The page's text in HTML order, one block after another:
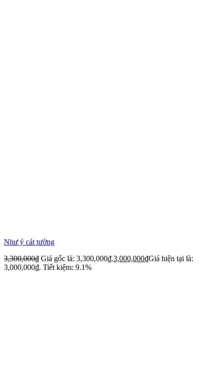
Như ý cát tường
3,300,000₫ Giá gốc là: 3,300,000₫.3,000,000₫Giá hiện tại là:
3,000,000₫. Tiết kiệm: 9.1%